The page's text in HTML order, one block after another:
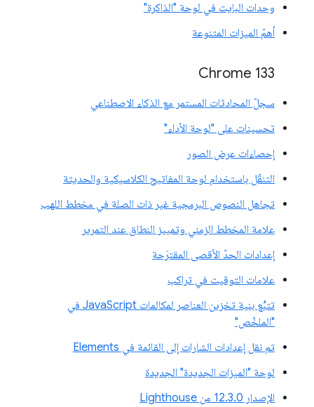
وحدات البايت في لوحة "الذاكرة"
أهمّ الميزات المتنوعة
‫Chrome 133
سجلّ المحادثات المستمر مع الذكاء الاصطناعي
تحسينات على "لوحة الأداء"
إحصاءات عرض الصور
التنقّل باستخدام لوحة المفاتيح الكلاسيكية والحديثة
تجاهل النصوص البرمجية غير ذات الصلة في مخطط اللهب
علامة المخطط الزمني وتمييز النطاق عند التمرير
إعدادات الحدّ الأقصى المقترَحة
علامات التوقيت في تراكب
تتبُّع بنية تخزين العناصر لمكالمات JavaScript في
"الملخّص"
تم نقل إعدادات الشارات إلى القائمة في Elements
لوحة "الميزات الجديدة" الجديدة
الإصدار 12.3.0 من Lighthouse